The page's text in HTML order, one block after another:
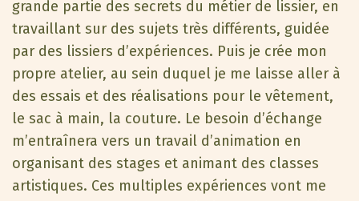
grande partie des secrets du métier de lissier, en
travaillant sur des sujets très différents, guidée
par des lissiers d’expériences. Puis je crée mon
propre atelier, au sein duquel je me laisse aller à
des essais et des réalisations pour le vêtement,
le sac à main, la couture. Le besoin d’échange
m’entraînera vers un travail d’animation en
organisant des stages et animant des classes
artistiques. Ces multiples expériences vont me